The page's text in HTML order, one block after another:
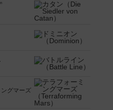
グマーズ